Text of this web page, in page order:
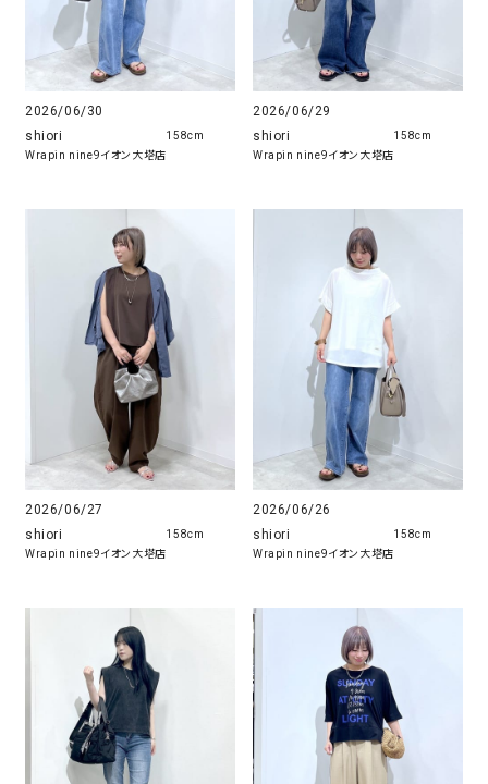
2026/06/30
shiori
Wrapin nine9イオン大塔店
158cm
2026/06/29
shiori
Wrapin nine9イオン大塔店
158cm
2026/06/27
shiori
Wrapin nine9イオン大塔店
158cm
2026/06/26
shiori
Wrapin nine9イオン大塔店
158cm